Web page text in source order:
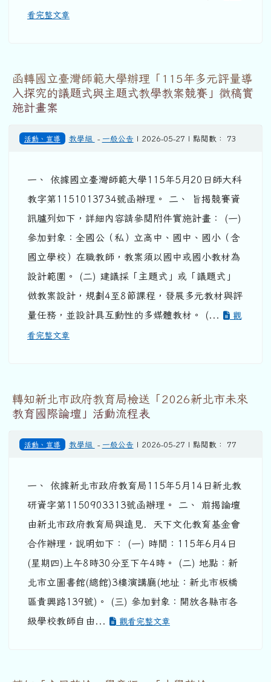
看完整文章
函轉國立臺灣師範大學辦理「115年多元評量導
入探究的議題式與主題式教學教案競賽」徵稿實
施計畫案
活動、宣導 教學組 - 一般公告 | 2026-05-27 | 點閱數： 73
一、 依據國立臺灣師範大學115年5月20日師大科
教字第1151013734號函辦理。 二、 旨揭競賽資
訊臚列如下，詳細內容請參閱附件實施計畫： (一)
參加對象：全國公（私）立高中、國中、國小（含
國立學校）在職教師，教案須以國中或國小教材為
設計範圍。 (二) 建議採「主題式」或「議題式」
做教案設計，規劃4至8節課程，發展多元教材與評
量任務，並設計具互動性的多媒體教材。 (...
觀
看完整文章
轉知新北市政府教育局檢送「2026新北市未來
教育國際論壇」活動流程表
活動、宣導 教學組 - 一般公告 | 2026-05-27 | 點閱數： 77
一、 依據新北市政府教育局115年5月14日新北教
研資字第1150903313號函辦理。 二、 前揭論壇
由新北市政府教育局與遠見．天下文化教育基金會
合作辦理，說明如下： (一) 時間：115年6月4日
(星期四)上午8時30分至下午4時。 (二) 地點：新
北市立圖書館(總館)3樓演講廳(地址：新北市板橋
區貴興路139號)。 (三) 參加對象：開放各縣市各
級學校教師自由...
觀看完整文章